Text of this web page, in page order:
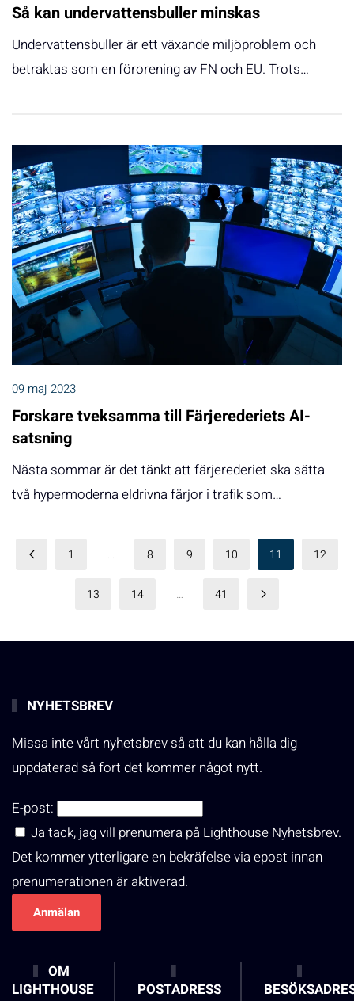
Så kan undervattensbuller minskas
Undervattensbuller är ett växande miljöproblem och
betraktas som en förorening av FN och EU. Trots…
09 maj 2023
Forskare tveksamma till Färjerederiets AI-
satsning
Nästa sommar är det tänkt att färjerederiet ska sätta
två hypermoderna eldrivna färjor i trafik som…
1 … 8 9 10 11 12
13 14 … 41
NYHETSBREV
Missa inte vårt nyhetsbrev så att du kan hålla dig
uppdaterad så fort det kommer något nytt.
E-post:
Ja tack, jag vill prenumera på Lighthouse Nyhetsbrev.
Det kommer ytterligare en bekräfelse via epost innan
prenumerationen är aktiverad.
OM
LIGHTHOUSE
POSTADRESS